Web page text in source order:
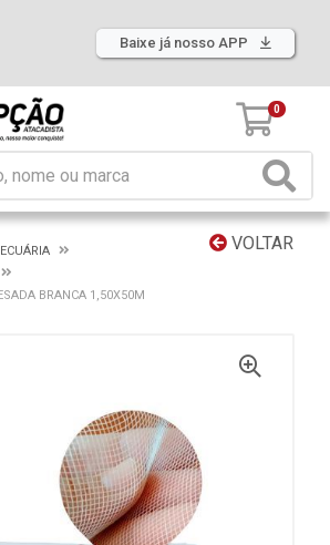
Baixe já nosso APP
0
VOLTAR
BRANCA 1,50X50M